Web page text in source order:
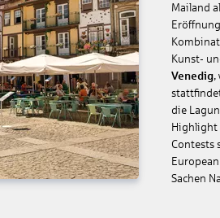
Mailand
Kunst-
Venedig,
die
Highlight
Contests
Sachen